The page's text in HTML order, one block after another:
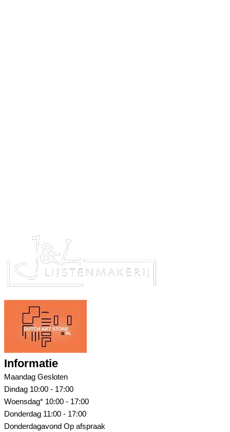
Informatie
Maandag Gesloten
Dindag 10:00 - 17:00
Woensdag* 10:00 - 17:00
Donderdag 11:00 - 17:00
Donderdagavond Op afspraak